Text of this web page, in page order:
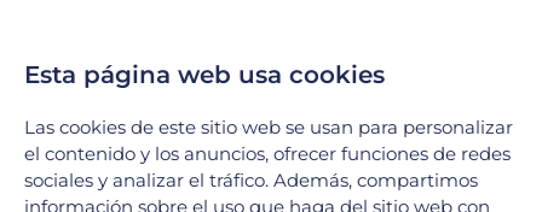
En el Hospital Galenia, la excelencia médica y la tecnología
de vanguardia se unen para ofrecer soluciones integrales en
LEER MÁS »
Esta página web usa cookies
Las cookies de este sitio web se usan para personalizar
el contenido y los anuncios, ofrecer funciones de redes
sociales y analizar el tráfico. Además, compartimos
información sobre el uso que haga del sitio web con